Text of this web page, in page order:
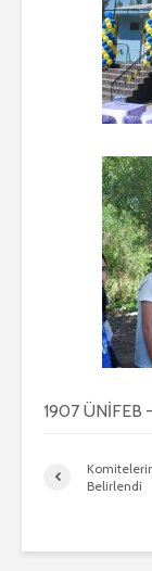
1907 ÜNİFEB
Belirlendi